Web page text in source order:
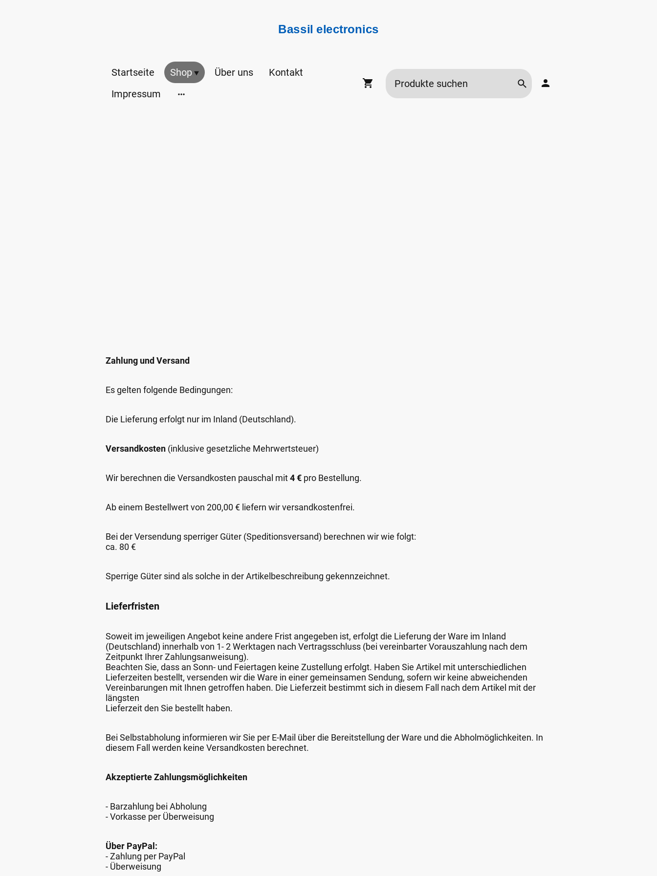
Bassil electronics
Startseite Shop Über uns
Kontakt
Impressum
Zahlung und Versand
Es gelten folgende Bedingungen:
Die Lieferung erfolgt nur im Inland (Deutschland).
Versandkosten (inklusive gesetzliche Mehrwertsteuer)
Wir berechnen die Versandkosten pauschal mit4 € pro Bestellung.
Ab einem Bestellwert von 200,00 € liefern wir versandkostenfrei.
Bei der Versendung sperriger Güter (Speditionsversand) berechnen wir wie folgt:
ca. 80 €
Sperrige Güter sind als solche in der Artikelbeschreibung gekennzeichnet.
Lieferfristen
Soweit im jeweiligen Angebot keine andere Frist angegeben ist, erfolgt die Lieferung der Ware im Inland
(Deutschland) innerhalb von 1- 2 Werktagen nach Vertragsschluss (bei vereinbarter Vorauszahlung nach dem
Zeitpunkt Ihrer Zahlungsanweisung).
Beachten Sie, dass an Sonn- und Feiertagen keine Zustellung erfolgt. Haben Sie Artikel mit unterschiedlichen
Lieferzeiten bestellt, versenden wir die Ware in einer gemeinsamen Sendung, sofern wir keine abweichenden
Vereinbarungen mit Ihnen getroffen haben. Die Lieferzeit bestimmt sich in diesem Fall nach dem Artikel mit der
längsten
Lieferzeit den Sie bestellt haben.
Bei Selbstabholung informieren wir Sie per E-Mail über die Bereitstellung der Ware und die Abholmöglichkeiten. In
diesem Fall werden keine Versandkosten berechnet.
Akzeptierte Zahlungsmöglichkeiten
- Barzahlung bei Abholung
- Vorkasse per Überweisung
Über PayPal:
- Zahlung per PayPal
- Überweisung